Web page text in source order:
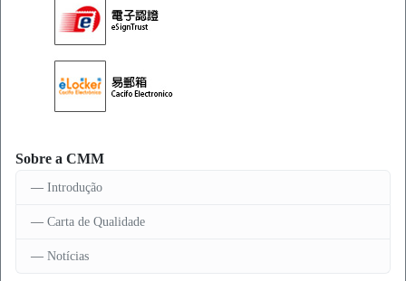
Sobre a CMM
Introdução
Carta de Qualidade
Notícias